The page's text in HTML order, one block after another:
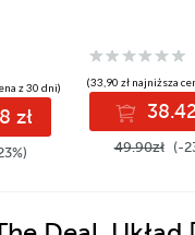
z 30 dni)
zł
(33,90 zł najniższa
49.90zł (-